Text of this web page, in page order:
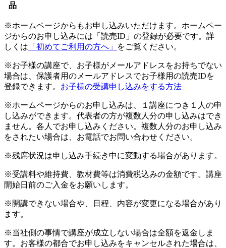
品
※ホームページからもお申し込みいただけます。ホームペー
ジからのお申し込みには「読売ID」の登録が必要です。詳
しくは 「初めてご利用の方へ」 をご覧ください。
※お子様の講座で、お子様がメールアドレスをお持ちでない
場合は、保護者用のメールアドレスでお子様用の読売IDを
登録できます。 お子様の受講申し込みをする方法
※ホームページからのお申し込みは、１講座につき１人の申
し込みができます。代表者の方が複数人分の申し込みはでき
ません。各人でお申し込みください。複数人分のお申し込み
をされたい場合は、お電話でお問い合わせください。
※残席状況は申し込み手続き中に変動する場合があります。
※受講料や維持費、教材費等は消費税込みの金額です。講座
開始日前のご入金をお願いします。
※開講できない場合や、日程、内容が変更になる場合があり
ます。
※当社側の事情で講座が成立しない場合は全額を返金しま
す。お客様の都合でお申し込みをキャンセルされた場合は、